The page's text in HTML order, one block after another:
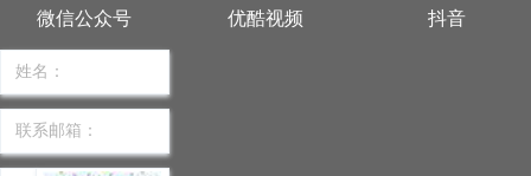
微信公众号 优酷视频 抖音